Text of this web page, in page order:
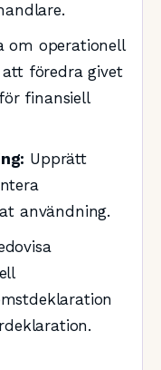
om operationell
föredra givet
finansiell
Upprätt
användning.